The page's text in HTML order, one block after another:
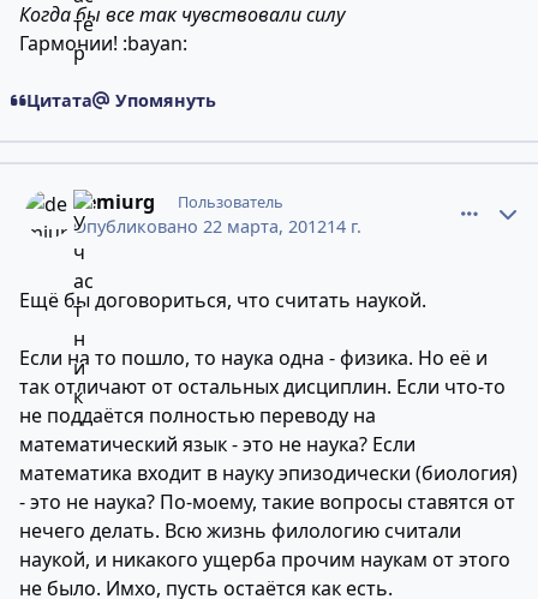
Когда бы все так чувствовали силу
Гармонии! :bayan:
Цитата Упомянуть
demiurg Пользователь
Опубликовано 22 марта, 201214 г.
Ещё бы договориться, что считать наукой.
Если на то пошло, то наука одна - физика. Но её и
так отличают от остальных дисциплин. Если что-то
не поддаётся полностью переводу на
математический язык - это не наука? Если
математика входит в науку эпизодически (биология)
- это не наука? По-моему, такие вопросы ставятся от
нечего делать. Всю жизнь филологию считали
наукой, и никакого ущерба прочим наукам от этого
не было. Имхо, пусть остаётся как есть.